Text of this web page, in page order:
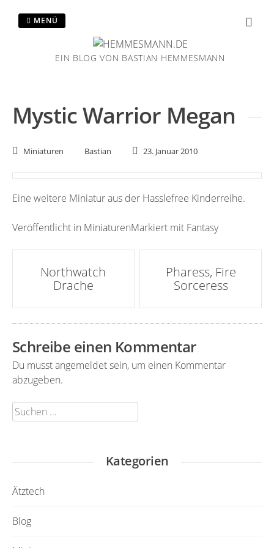
EIN BLOG VON BASTIAN HEMMESMANN
MENÜ
Mystic Warrior Megan
Miniaturen Bastian 23. Januar 2010
Eine weitere Miniatur aus der Hasslefree Kinderreihe.
Veröffentlicht in MiniaturenMarkiert mit Fantasy
Artikel-
Navigation
Northwatch
Drache
Pharess, Fire
Sorceress
Schreibe einen Kommentar
Du musstangemeldetsein, um einen Kommentar
abzugeben.
Suchen
nach:
Kategorien
Ätztech
Blog